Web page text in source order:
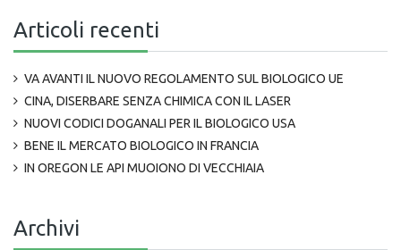
Articoli recenti
VA AVANTI IL NUOVO REGOLAMENTO SUL BIOLOGICO UE
CINA, DISERBARE SENZA CHIMICA CON IL LASER
NUOVI CODICI DOGANALI PER IL BIOLOGICO USA
BENE IL MERCATO BIOLOGICO IN FRANCIA
IN OREGON LE API MUOIONO DI VECCHIAIA
Archivi